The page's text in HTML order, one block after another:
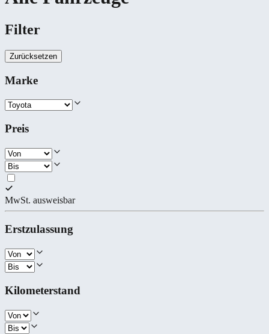
Filter
Zurücksetzen
Marke
Preis
MwSt. ausweisbar
Erstzulassung
Kilometerstand